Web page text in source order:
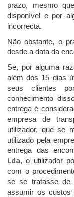
prazo, mesmo
disponível e por
incorrecta.
Não obstante, o
desde a data da
Se, por alguma
além dos 15 dias
seus clientes
conhecimento
entrega é
empresa de
utilizador, que se
utilizado pela
entrega das
Lda, o utilizador
com o
se se tratasse de
assumir os custos